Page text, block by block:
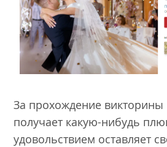
За прохождение викторины
получает какую-нибудь
удовольствием оставляет